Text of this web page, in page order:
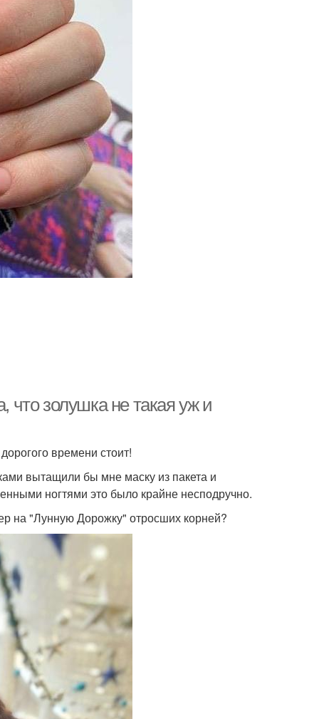
что золушка не такая уж и
времени стоит!
вытащили бы мне маску из пакета и
ногтями это было крайне несподручно.
на "Лунную Дорожку" отросших корней?